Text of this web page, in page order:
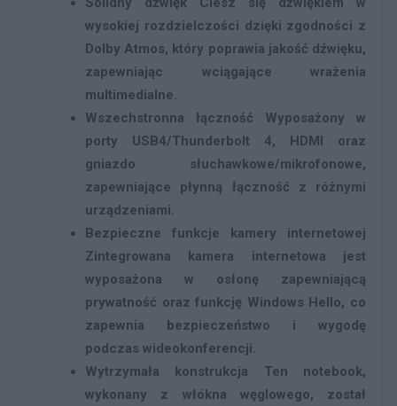
wysokiej rozdzielczości dzięki zgodności z
Dolby Atmos, który poprawia jakość dźwięku,
zapewniając wciągające wrażenia
multimedialne.
Wszechstronna łączność Wyposażony w
porty USB4/Thunderbolt 4, HDMI oraz
gniazdo słuchawkowe/mikrofonowe,
zapewniające płynną łączność z różnymi
urządzeniami.
Bezpieczne funkcje kamery internetowej
Zintegrowana kamera internetowa jest
wyposażona w osłonę zapewniającą
prywatność oraz funkcję Windows Hello, co
zapewnia bezpieczeństwo i wygodę
podczas wideokonferencji.
Wytrzymała konstrukcja Ten notebook,
wykonany z włókna węglowego, został